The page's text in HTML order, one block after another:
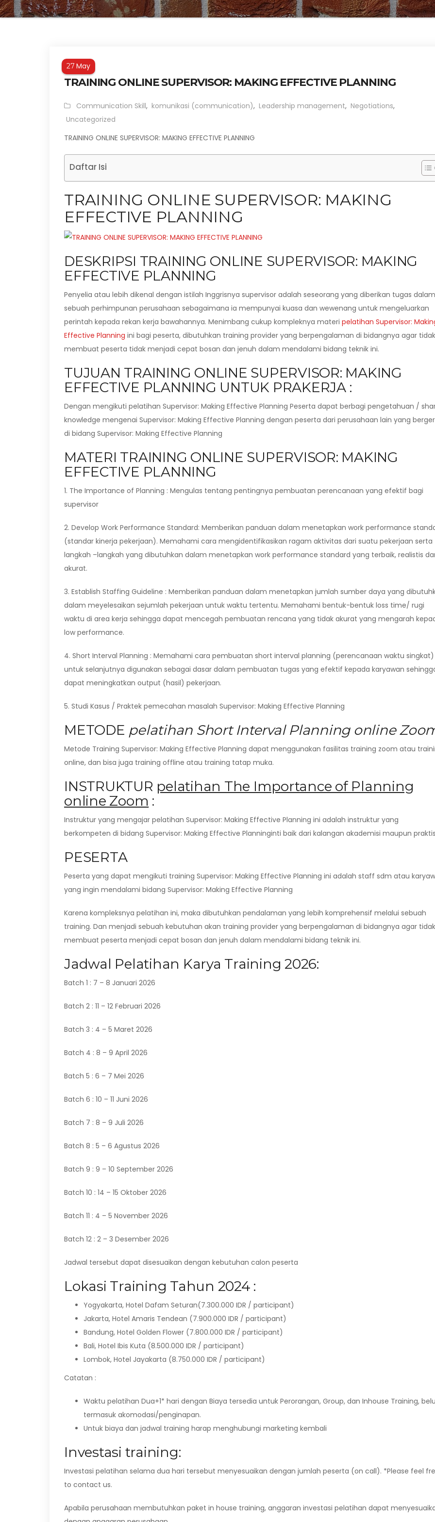
27May
TRAINING ONLINE SUPERVISOR: MAKING EFFECTIVE PLANNING
Communication Skill, komunikasi (communication), Leadership management, Negotiations,
Uncategorized
TRAINING ONLINE SUPERVISOR: MAKING EFFECTIVE PLANNING
Daftar Isi
TRAINING ONLINE SUPERVISOR: MAKING
EFFECTIVE PLANNING
DESKRIPSI TRAINING ONLINE SUPERVISOR: MAKING
EFFECTIVE PLANNING
Penyelia atau lebih dikenal dengan istilah Inggrisnya supervisor adalah seseorang yang diberikan tugas dalam
sebuah perhimpunan perusahaan sebagaimana ia mempunyai kuasa dan wewenang untuk mengeluarkan
perintah kepada rekan kerja bawahannya. Menimbang cukup kompleknya materi pelatihan Supervisor:
Effective Planning ini bagi peserta, dibutuhkan training provider yang berpengalaman di bidangnya agar tidak
membuat peserta tidak menjadi cepat bosan dan jenuh dalam mendalami bidang teknik ini.
TUJUAN TRAINING ONLINE SUPERVISOR: MAKING
EFFECTIVE PLANNING UNTUK PRAKERJA :
Dengan mengikuti pelatihan Supervisor: Making Effective Planning Peserta dapat berbagi pengetahuan /
knowledge mengenai Supervisor: Making Effective Planning dengan peserta dari perusahaan lain yang
di bidang Supervisor: Making Effective Planning
MATERI TRAINING ONLINE SUPERVISOR: MAKING
EFFECTIVE PLANNING
1. The Importance of Planning : Mengulas tentang pentingnya pembuatan perencanaan yang efektif bagi
supervisor
2. Develop Work Performance Standard: Memberikan panduan dalam menetapkan work performance
(standar kinerja pekerjaan). Memahami cara mengidentifikasikan ragam aktivitas dari suatu pekerjaan serta
langkah –langkah yang dibutuhkan dalam menetapkan work performance standard yang terbaik, realistis
akurat.
3. Establish Staffing Guideline : Memberikan panduan dalam menetapkan jumlah sumber daya yang
dalam meyelesaikan sejumlah pekerjaan untuk waktu tertentu. Memahami bentuk-bentuk loss time/ rugi
waktu di area kerja sehingga dapat mencegah pembuatan rencana yang tidak akurat yang mengarah
low performance.
4. Short Interval Planning : Memahami cara pembuatan short interval planning (perencanaan waktu singkat)
untuk selanjutnya digunakan sebagai dasar dalam pembuatan tugas yang efektif kepada karyawan
dapat meningkatkan output (hasil) pekerjaan.
5. Studi Kasus / Praktek pemecahan masalah Supervisor: Making Effective Planning
METODE pelatihan Short Interval Planning online
Metode Training Supervisor: Making Effective Planning dapat menggunakan fasilitas training zoom atau
online, dan bisa juga training offline atau training tatap muka.
INSTRUKTUR pelatihan The Importance of Planning
online Zoom :
Instruktur yang mengajar pelatihan Supervisor: Making Effective Planning ini adalah instruktur yang
berkompeten di bidang Supervisor: Making Effective Planninginti baik dari kalangan akademisi maupun
PESERTA
Peserta yang dapat mengikuti training Supervisor: Making Effective Planning ini adalah staff sdm atau
yang ingin mendalami bidang Supervisor: Making Effective Planning
Karena kompleksnya pelatihan ini, maka dibutuhkan pendalaman yang lebih komprehensif melalui sebuah
training. Dan menjadi sebuah kebutuhan akan training provider yang berpengalaman di bidangnya agar tidak
membuat peserta menjadi cepat bosan dan jenuh dalam mendalami bidang teknik ini.
Jadwal Pelatihan Karya Training 2026:
Batch 1 : 7 – 8 Januari 2026
Batch 2 : 11 – 12 Februari 2026
Batch 3 : 4 – 5 Maret 2026
Batch 4 : 8 – 9 April 2026
Batch 5 : 6 – 7 Mei 2026
Batch 6 : 10 – 11 Juni 2026
Batch 7 : 8 – 9 Juli 2026
Batch 8 : 5 – 6 Agustus 2026
Batch 9 : 9 – 10 September 2026
Batch 10 : 14 – 15 Oktober 2026
Batch 11 : 4 – 5 November 2026
Batch 12 : 2 – 3 Desember 2026
Jadwal tersebut dapat disesuaikan dengan kebutuhan calon peserta
Lokasi Training Tahun 2024 :
Yogyakarta, Hotel Dafam Seturan(7.300.000 IDR / participant)
Jakarta, Hotel Amaris Tendean (7.900.000 IDR / participant)
Bandung, Hotel Golden Flower (7.800.000 IDR / participant)
Bali, Hotel Ibis Kuta (8.500.000 IDR / participant)
Lombok, Hotel Jayakarta (8.750.000 IDR / participant)
Catatan :
Waktu pelatihan Dua+1* hari dengan Biaya tersedia untuk Perorangan, Group, dan Inhouse Training,
termasuk akomodasi/penginapan.
Untuk biaya dan jadwal training harap menghubungi marketing kembali
Investasi training:
Investasi pelatihan selama dua hari tersebut menyesuaikan dengan jumlah peserta (on call). *Please feel
to contact us.
Apabila perusahaan membutuhkan paket in house training, anggaran investasi pelatihan dapat